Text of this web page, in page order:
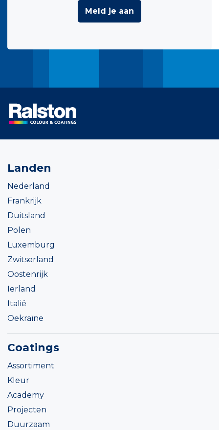
Meld je aan
Landen
Nederland
Frankrijk
Duitsland
Polen
Luxemburg
Zwitserland
Oostenrijk
Ierland
Italië
Oekraïne
Coatings
Assortiment
Kleur
Academy
Projecten
Duurzaam